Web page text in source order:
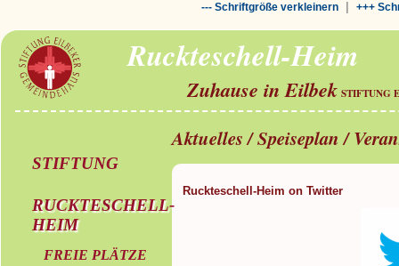
--- Schriftgröße verkleinern| +++
Ruckteschell-Heim
Zuhause in Eilbek STIFTUNG
STIFTUNG
RUCKTESCHELL-
HEIM
FREIE PLÄTZE
Aktuelles / Speiseplan /
Ruckteschell-Heim on Twitter